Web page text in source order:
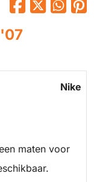
Nike
maten voor